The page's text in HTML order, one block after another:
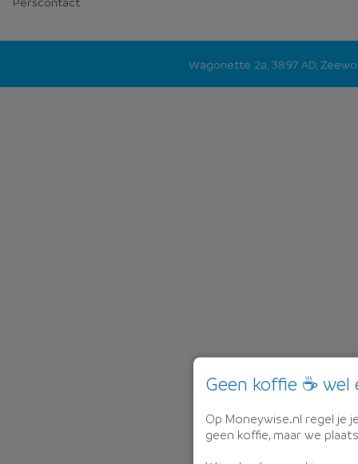
Wagonette 2a, 3897 AD,
Geen koffie ☕
Op Moneywise.nl regel je
geen koffie, maar we